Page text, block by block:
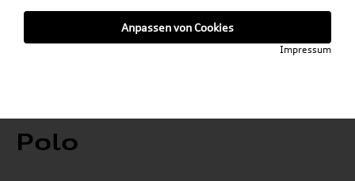
Polo
Anpassen von Cookies
Impressum